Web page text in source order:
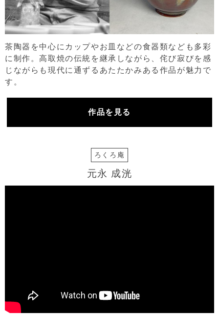
茶陶器を中心にカップやお皿などの食器類なども多彩
に制作。高取焼の伝統を継承しながら、侘び寂びを感
じながらも現代に通ずるあたたかみある作品が魅力で
す。
作品を見る
ろくろ庵
元永 成洸